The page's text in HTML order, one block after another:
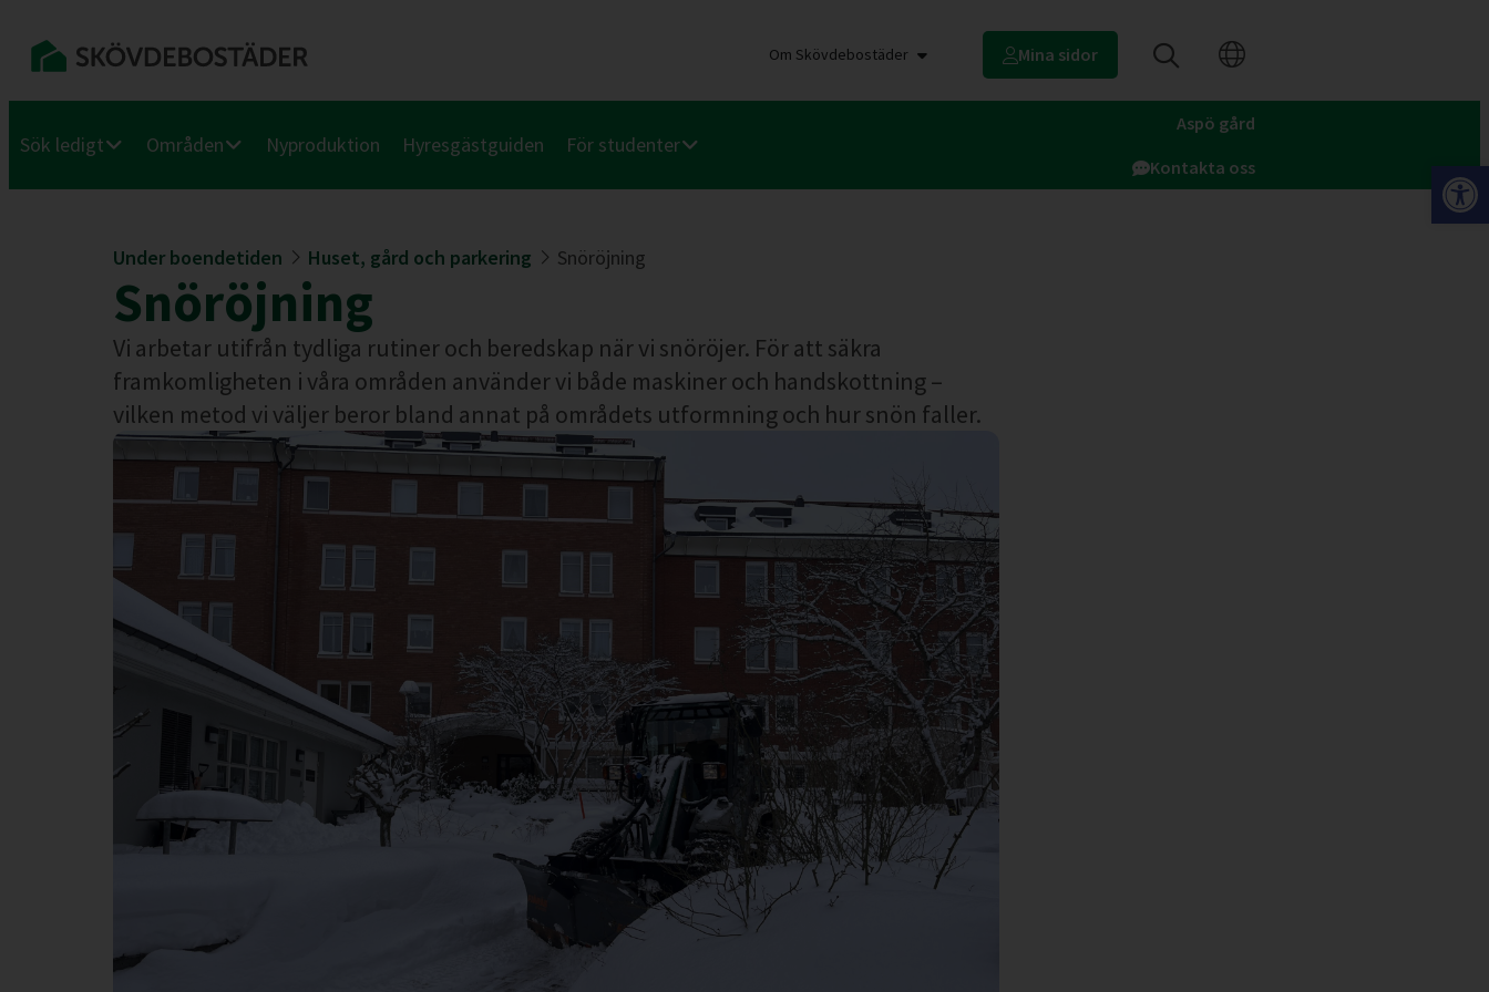
Om Skövdebostäder Mina sidor
Sök ledigt Områden Nyproduktion Hyresgästguiden För studenter
Aspö gård
Kontakta oss
Under boendetiden Huset, gård och parkering Snöröjning
Snöröjning
Vi arbetar utifrån tydliga rutiner och beredskap när vi snöröjer. För att säkra
framkomligheten i våra områden använder vi både maskiner och handskottning –
vilken metod vi väljer beror bland annat på områdets utformning och hur snön faller.